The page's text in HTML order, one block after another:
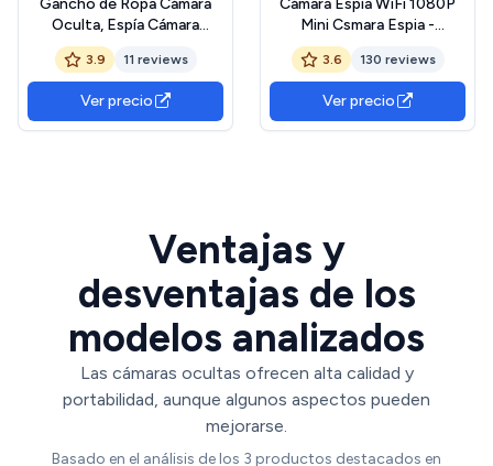
Gancho de Ropa Cámara
Oculta, Espía Cámara
Oculta HD 1080P Ropa
Colgar la Cámara, Mini
Cámara Espía Soporte de
Detección de Movimiento
y Grabación en Bucle
3.9 11 reviews
Ver precio
Cámara Espía WiFi 1080P
Mini Csmara Espia -
Vigilancia Inalámbrica
Interior/Exterior Ultra Gran
Angular Camara Oculta con
Al Detección de
Movimiento, Transmisión
3.6 130 reviews
Ver precio
Ventajas y
desventajas de los
modelos analizados
Las cámaras ocultas ofrecen alta calidad y
portabilidad, aunque algunos aspectos pueden
mejorarse.
Basado en el análisis de los 3 productos destacados en